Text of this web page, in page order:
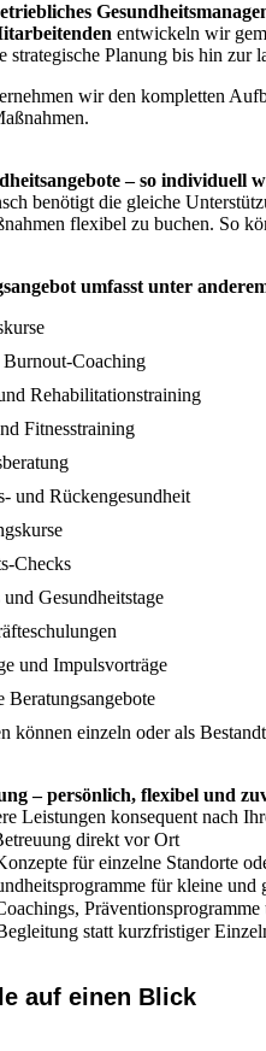
entwickeln wir
strategische Planung bis hin zur
wir den kompletten
– so individuell
benötigt die gleiche
flexibel zu buchen. So
umfasst unter
Burnout-Coaching
Rehabilitationstraining
Fitnesstraining
und Rückengesundheit
Checks
Gesundheitstage
und Impulsvorträge
Beratungsangebote
können einzeln oder als
– persönlich, flexibel und
Leistungen konsequent nach
direkt vor Ort
für einzelne Standorte
für kleine und
Präventionsprogramme
statt kurzfristiger
auf einen Blick